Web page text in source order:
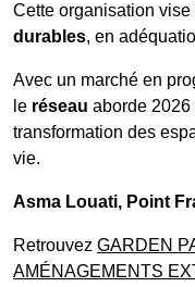
Cette organisation
durables, en
Avec un marché en
le réseau aborde 2026
transformation des
vie.
Asma Louati, Point
Retrouvez GARDEN
AMÉNAGEMENTS